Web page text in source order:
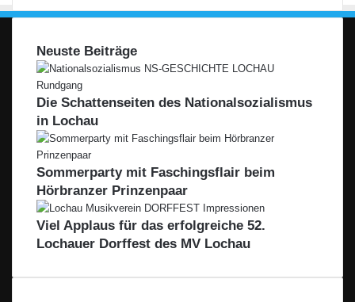
Neuste Beiträge
Die Schattenseiten des Nationalsozialismus
in Lochau
Sommerparty mit Faschingsflair beim
Hörbranzer Prinzenpaar
Viel Applaus für das erfolgreiche 52.
Lochauer Dorffest des MV Lochau